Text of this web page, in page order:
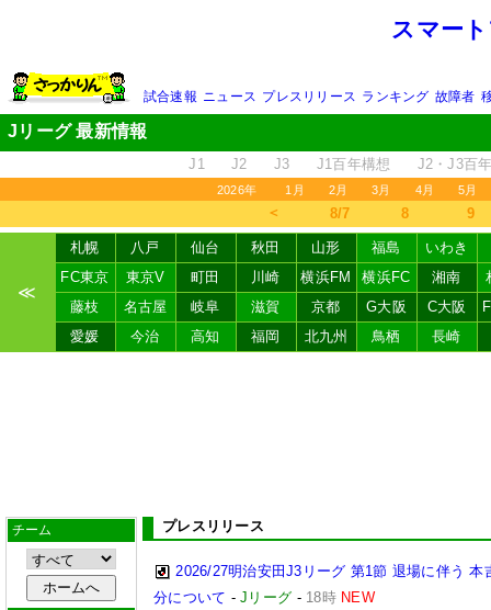
スマー
試合速報 ニュース プレスリリース ランキング 故障者
Jリーグ 最新情報
J1 J2 J3 J1百年構想 J2・J3百
2026年 1月 2月 3月 4月 5月
＜ 8/7 8 9
≪
札幌 八戸 仙台 秋田 山形 福島
いわき
FC東京
東京V 町田 川崎 横浜FM 横浜FC 湘南
藤枝
名古屋 岐阜 滋賀 京都 G大阪 C大阪
愛媛
今治 高知 福岡 北九州 鳥栖 長崎
チーム プレスリリース
2026/27明治安田J3リーグ 第1節 退場に伴う
分について -Jリーグ - 18時 NEW